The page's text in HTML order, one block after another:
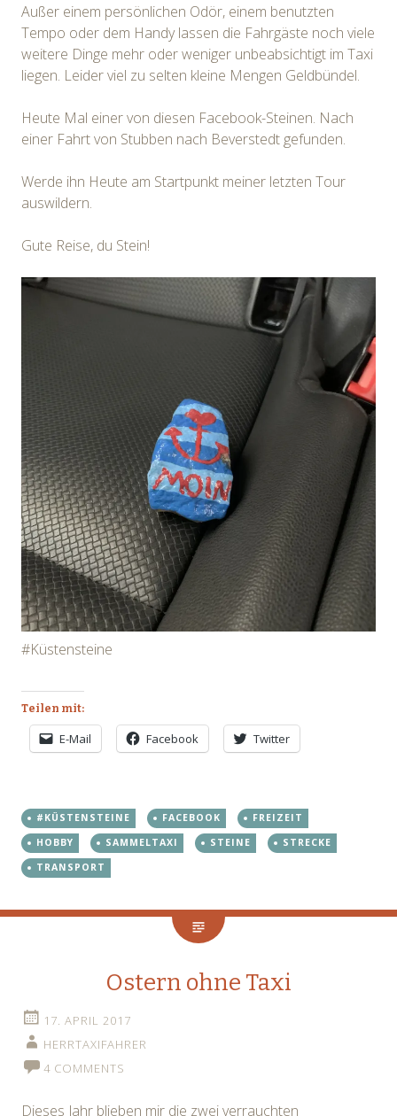
Außer einem persönlichen Odör, einem benutzten
Tempo oder dem Handy lassen die Fahrgäste noch viele
weitere Dinge mehr oder weniger unbeabsichtigt im Taxi
liegen. Leider viel zu selten kleine Mengen Geldbündel.
Heute Mal einer von diesen Facebook-Steinen. Nach
einer Fahrt von Stubben nach Beverstedt gefunden.
Werde ihn Heute am Startpunkt meiner letzten Tour
auswildern.
Gute Reise, du Stein!
#Küstensteine
Teilen mit:
E-Mail Facebook Twitter
#KÜSTENSTEINE FACEBOOK
FREIZEIT
HOBBY
SAMMELTAXI STEINE
STRECKE
TRANSPORT
Ostern ohne Taxi
17. APRIL 2017
HERRTAXIFAHRER
4 COMMENTS
Dieses Jahr blieben mir die zwei verrauchten